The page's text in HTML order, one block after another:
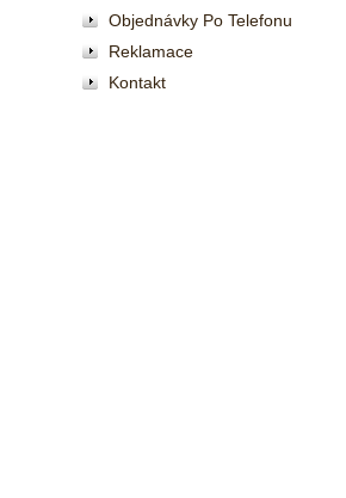
Objednávky Po Telefonu
Reklamace
Kontakt